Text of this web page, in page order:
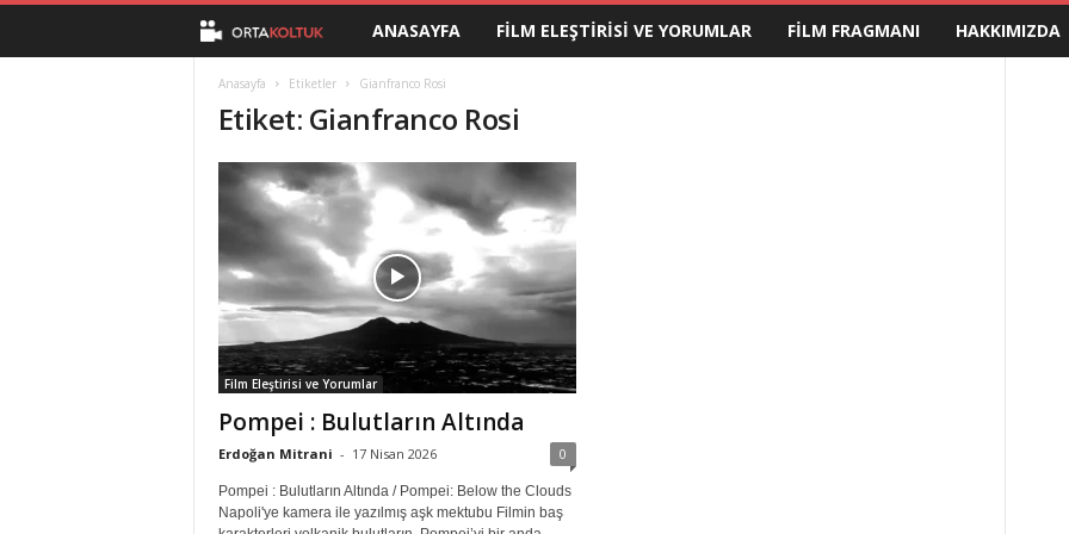
t
a
o
t
u
k
ANASAYFA FILM ELEŞTIRISI VE YORUMLAR FILM FRAGMANI HAKKIMIZDA
Anasayfa Etiketler Gianfranco Rosi
Etiket: Gianfranco Rosi
Film Eleştirisi ve Yorumlar
Pompei : Bulutların Altında
Erdoğan Mitrani - 17 Nisan 2026 0
Pompei : Bulutların Altında / Pompei: Below the Clouds
Napoli'ye kamera ile yazılmış aşk mektubu Filmin baş